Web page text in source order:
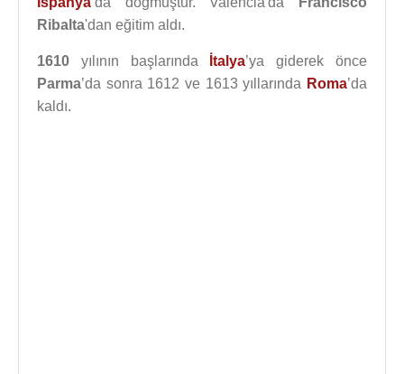
Ribalta'dan eğitim aldı.
1610 yılının başlarında İtalya’ya giderek önce
Parma’da sonra 1612 ve 1613 yıllarında Roma’da
kaldı.